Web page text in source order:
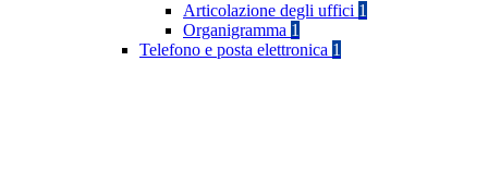
Articolazione degli uffici 1
Organigramma 1
Telefono e posta elettronica 1